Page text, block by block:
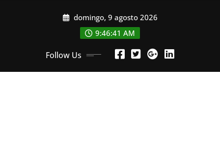
domingo, 9 agosto 2026
9:46:43 AM
Follow Us